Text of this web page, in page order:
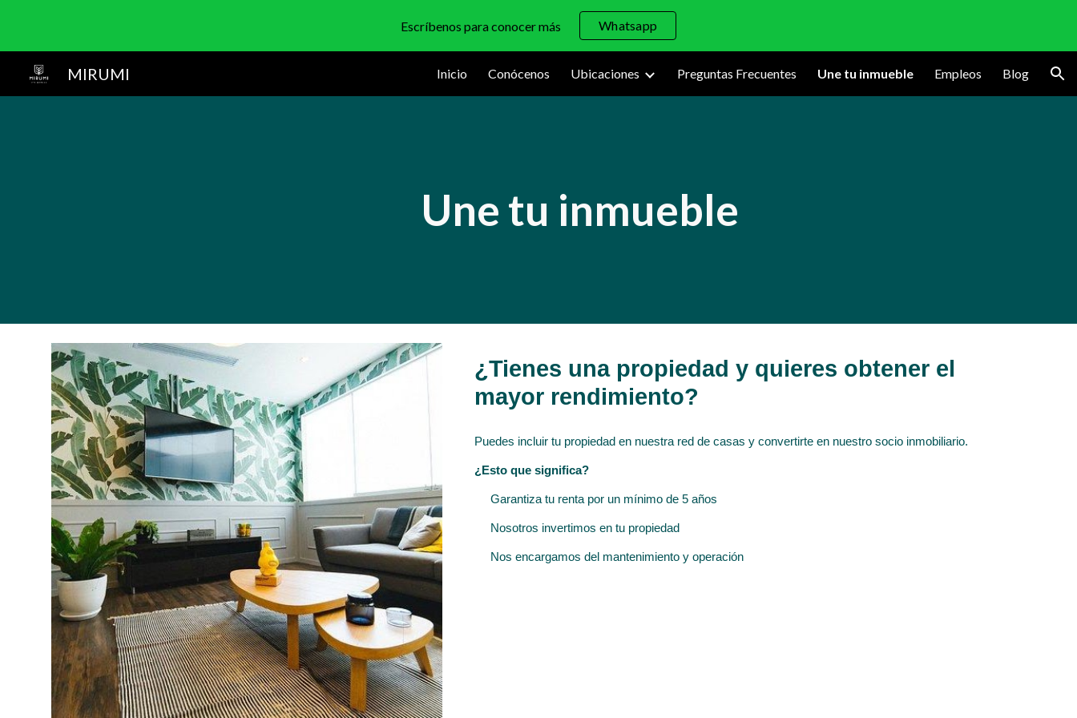
Skip to main content Skip to navigation
Escríbenos para conocer más Whatsapp
MIRUMI Inicio Conócenos Ubicaciones Preguntas Frecuentes Une tu inmueble Empleos Blog
Une tu inmueble
¿Tienes una propiedad y quieres obtener el
mayor rendimiento?
Puedes incluir tu propiedad en nuestra red de casas y convertirte en nuestro socio inmobiliario.
¿Esto que significa?
Garantiza tu renta por un mínimo de 5 años
Nosotros invertimos en tu propiedad
Nos encargamos del mantenimiento y operación